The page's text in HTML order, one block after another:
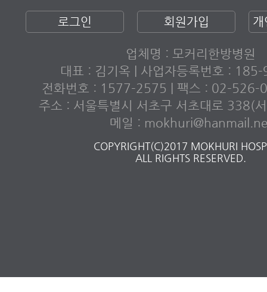
로그인 회원가입 개
업체명 : 모커리한방병원
대표 : 김기옥 | 사업자등록번호 :
전화번호 : 1577-2575 | 팩스 : 02-526-
주소 : 서울특별시 서초구 서초대로 338(
메일 :
COPYRIGHT(C)2017 MOKHURI
ALL RIGHTS RESERVED.